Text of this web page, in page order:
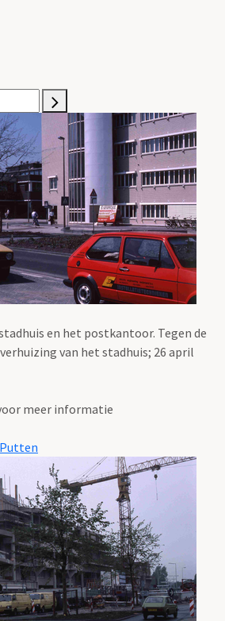
en het postkantoor. Tegen de
van het stadhuis; 26 april
meer informatie